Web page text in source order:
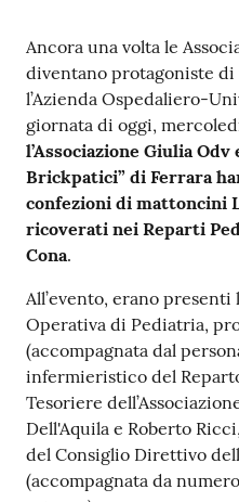
g
e
n
e
r
e
A
m
i
n
i
s
t
r
a
z
Ancora una volta le
diventano protagoniste
l’Azienda Ospedaliero-
giornata di oggi,
l’Associazione Giulia Odv
Brickpatici” di Ferrara
confezioni di mattoncini
ricoverati nei Reparti
Cona.
All’evento, erano
Operativa di Pediatria,
(accompagnata dal
infermieristico del
Tesoriere
Dell'Aquila e Roberto
del Consiglio Direttivo
(accompagnata da